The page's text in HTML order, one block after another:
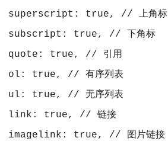
superscript: true, // 上角标
subscript: true, // 下角标
quote: true, // 引用
ol: true, // 有序列表
ul: true, // 无序列表
link: true, // 链接
imagelink: true, // 图片链接